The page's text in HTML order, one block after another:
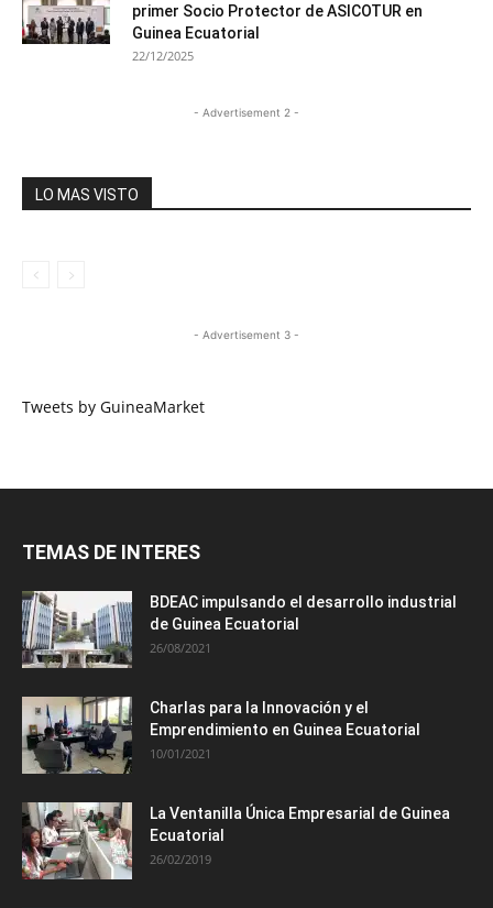
primer Socio Protector de ASICOTUR en
Guinea Ecuatorial
22/12/2025
- Advertisement 2 -
LO MAS VISTO
- Advertisement 3 -
Tweets by GuineaMarket
TEMAS DE INTERES
BDEAC impulsando el desarrollo industrial
de Guinea Ecuatorial
26/08/2021
Charlas para la Innovación y el
Emprendimiento en Guinea Ecuatorial
10/01/2021
La Ventanilla Única Empresarial de Guinea
Ecuatorial
26/02/2019